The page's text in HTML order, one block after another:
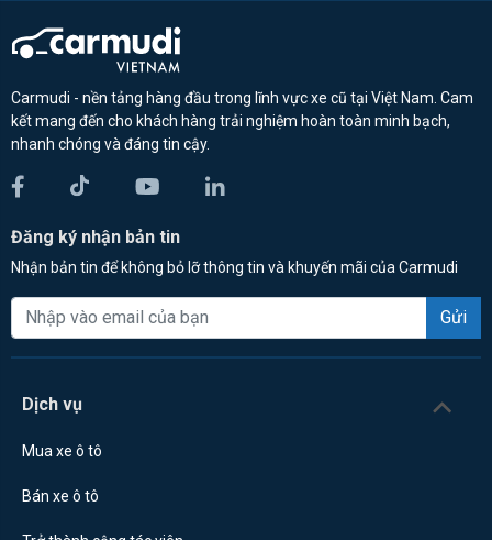
Carmudi - nền tảng hàng đầu trong lĩnh vực xe cũ tại Việt Nam. Cam
kết mang đến cho khách hàng trải nghiệm hoàn toàn minh bạch,
nhanh chóng và đáng tin cậy.
Đăng ký nhận bản tin
Nhận bản tin để không bỏ lỡ thông tin và khuyến mãi của Carmudi
Gửi
Dịch vụ
Mua xe ô tô
Bán xe ô tô